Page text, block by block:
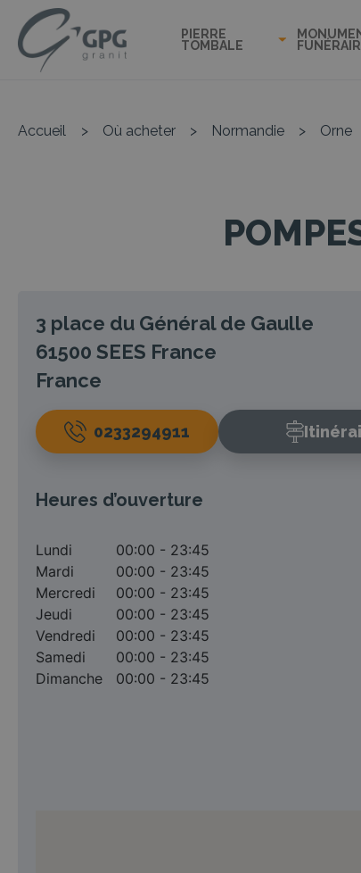
PIERRE
TOMBALE
Accueil > Où acheter > Normandie > Orne
3 place du Général de Gaulle
61500 SEES France
France
0233294911
Heures d’ouverture
Lundi
00:00 - 23:45
Mardi
00:00 - 23:45
Mercredi
00:00 - 23:45
Jeudi
00:00 - 23:45
Vendredi
00:00 - 23:45
Samedi
00:00 - 23:45
Dimanche
00:00 - 23:45